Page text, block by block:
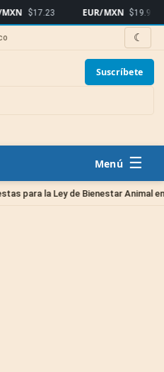
$17.23 EUR/MXN $19.91
☾
Suscríbete
☰
de Bienestar Animal en Querétaro